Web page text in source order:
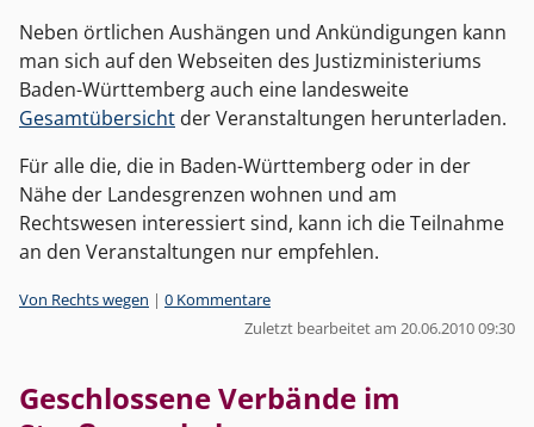
Neben örtlichen Aushängen und Ankündigungen kann
man sich auf den Webseiten des Justizministeriums
Baden-Württemberg auch eine landesweite
Gesamtübersicht der Veranstaltungen herunterladen.
Für alle die, die in Baden-Württemberg oder in der
Nähe der Landesgrenzen wohnen und am
Rechtswesen interessiert sind, kann ich die Teilnahme
an den Veranstaltungen nur empfehlen.
Kategorien:
Von Rechts wegen | 0 Kommentare
Zuletzt bearbeitet am 20.06.2010 09:30
Geschlossene Verbände im